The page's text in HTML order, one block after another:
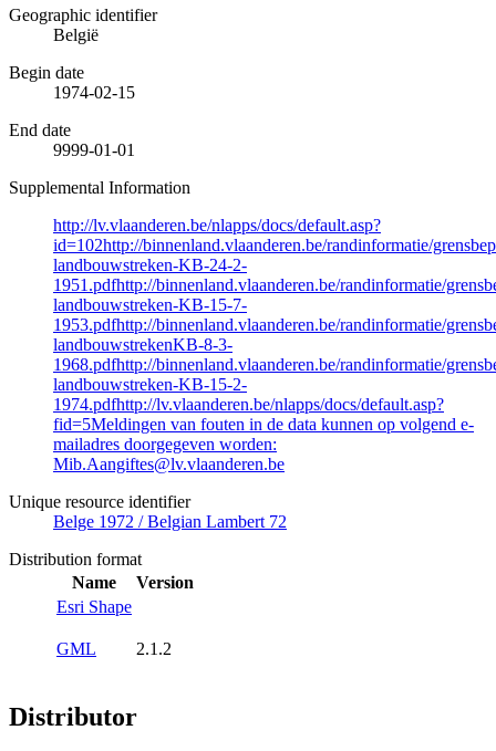
Geographic identifier
België
Begin date
1974-02-15
End date
9999-01-01
Supplemental Information
http://lv.vlaanderen.be/nlapps/docs/default.asp?
id=102http://binnenland.vlaanderen.be/randinformatie/
landbouwstreken-KB-24-2-
1951.pdfhttp://binnenland.vlaanderen.be/randinformatie/
landbouwstreken-KB-15-7-
1953.pdfhttp://binnenland.vlaanderen.be/randinformatie/
landbouwstrekenKB-8-3-
1968.pdfhttp://binnenland.vlaanderen.be/randinformatie/
landbouwstreken-KB-15-2-
1974.pdfhttp://lv.vlaanderen.be/nlapps/docs/default.asp?
fid=5Meldingen van fouten in de data kunnen op volgend e-
mailadres doorgegeven worden:
Mib.Aangiftes@lv.vlaanderen.be
Unique resource identifier
Belge 1972 / Belgian Lambert 72
Distribution format
Name
Version
Esri Shape
GML 2.1.2
Distributor